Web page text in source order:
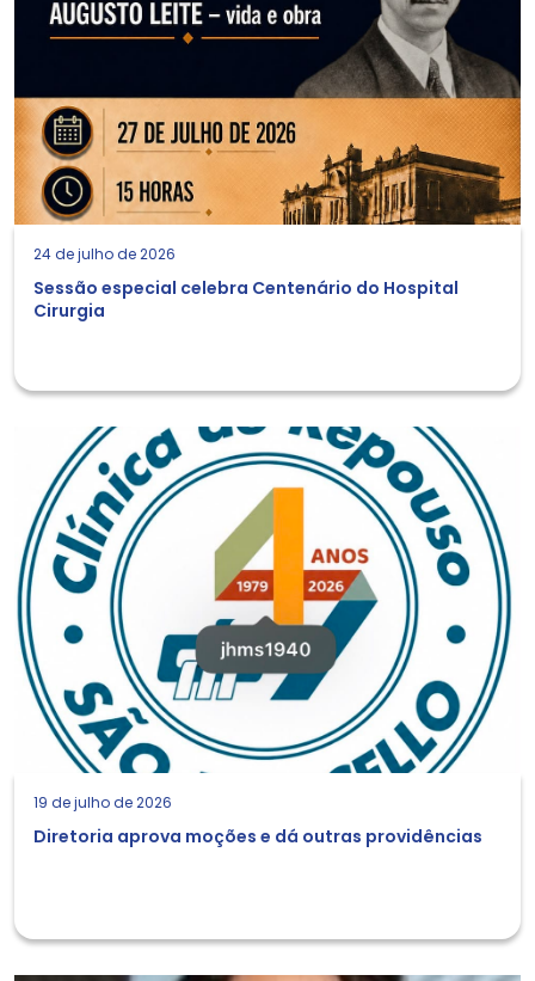
24 de julho de 2026
Sessão especial celebra Centenário do Hospital
Cirurgia
19 de julho de 2026
Diretoria aprova moções e dá outras providências